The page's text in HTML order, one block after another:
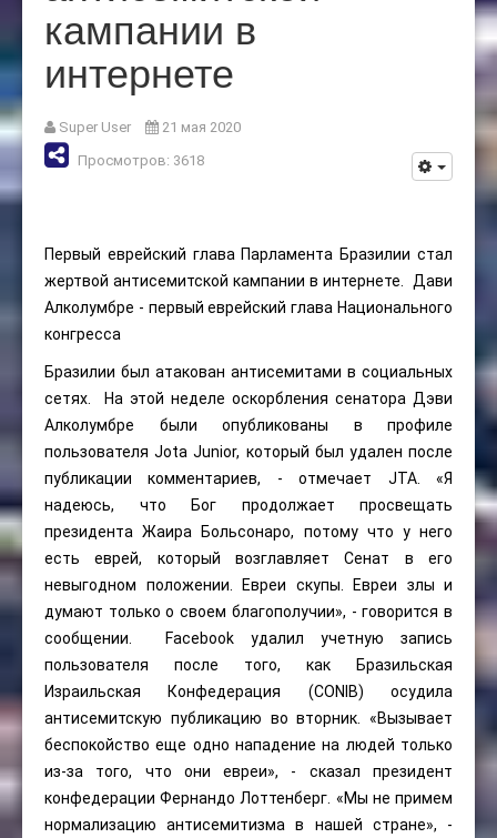
кампании в
интернете
Super User
21 мая 2020
Просмотров: 3618
Первый еврейский глава Парламента Бразилии стал
жертвой антисемитской кампании в интернете. Дави
Алколумбре - первый еврейский глава Национального
конгресса
Бразилии был атакован антисемитами в социальных
сетях. На этой неделе оскорбления сенатора Дэви
Алколумбре были опубликованы в профиле
пользователя Jota Junior, который был удален после
публикации комментариев, - отмечает JTA. «Я
надеюсь, что Бог продолжает просвещать
президента Жаира Больсонаро, потому что у него
есть еврей, который возглавляет Сенат в его
невыгодном положении. Евреи скупы. Евреи злы и
думают только о своем благополучии», - говорится в
сообщении. Facebook удалил учетную запись
пользователя после того, как Бразильская
Израильская Конфедерация (CONIB) осудила
антисемитскую публикацию во вторник. «Вызывает
беспокойство еще одно нападение на людей только
из-за того, что они евреи», - сказал президент
конфедерации Фернандо Лоттенберг. «Мы не примем
нормализацию антисемитизма в нашей стране», -